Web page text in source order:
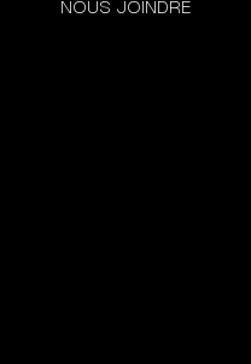
NOUS JOINDRE